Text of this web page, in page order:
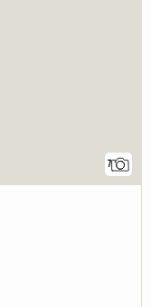
7